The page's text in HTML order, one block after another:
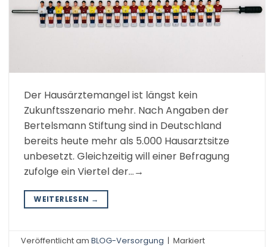
Der Hausärztemangel ist längst kein
Zukunftsszenario mehr. Nach Angaben der
Bertelsmann Stiftung sind in Deutschland
bereits heute mehr als 5.000 Hausarztsitze
unbesetzt. Gleichzeitig will einer Befragung
zufolge ein Viertel der…→
WEITERLESEN →
Veröffentlicht amBLOG-Versorgung | Markiert